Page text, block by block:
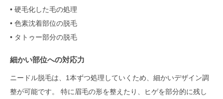
• 硬毛化した毛の処理
• 色素沈着部位の脱毛
• タトゥー部分の脱毛
細かい部位への対応力
ニードル脱毛は、1本ずつ処理していくため、細かいデザイン調
整が可能です。 特に眉毛の形を整えたり、ヒゲを部分的に残し